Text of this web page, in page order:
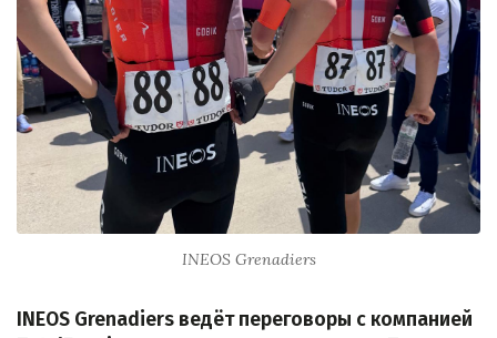
INEOS Grenadiers
INEOS Grenadiers ведёт переговоры с компанией